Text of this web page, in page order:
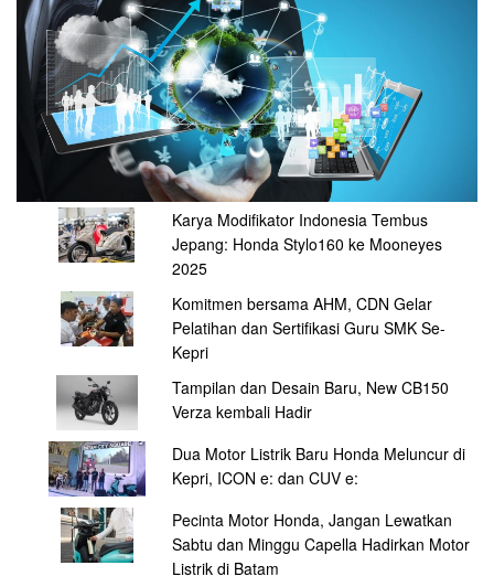
Karya Modifikator Indonesia Tembus
Jepang: Honda Stylo160 ke Mooneyes
2025
Komitmen bersama AHM, CDN Gelar
Pelatihan dan Sertifikasi Guru SMK Se-
Kepri
Tampilan dan Desain Baru, New CB150
Verza kembali Hadir
Dua Motor Listrik Baru Honda Meluncur di
Kepri, ICON e: dan CUV e:
Pecinta Motor Honda, Jangan Lewatkan
Sabtu dan Minggu Capella Hadirkan Motor
Listrik di Batam